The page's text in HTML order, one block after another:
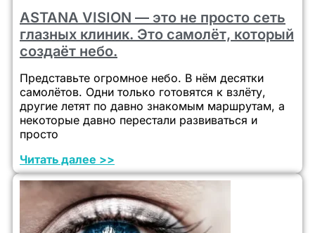
ASTANA VISION — это не просто сеть
глазных клиник. Это самолёт, который
создаёт небо.
Представьте огромное небо. В нём десятки
самолётов. Одни только готовятся к взлёту,
другие летят по давно знакомым маршрутам, а
некоторые давно перестали развиваться и
просто
Читать далее >>